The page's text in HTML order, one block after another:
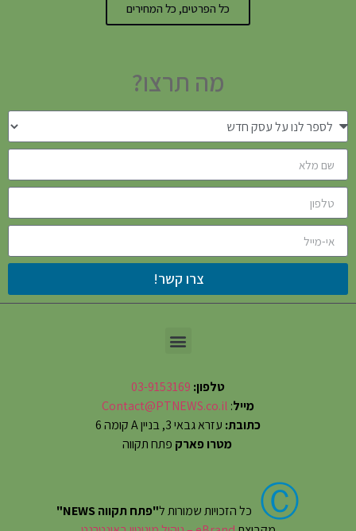
כל הפרטים, כל המחירים
מה תרצו?
צרו קשר!
טלפון: 03-9153169
מייל:
Contact@PTNEWS.co.il
כתובת: עזרא גבאי 3, בניין A קומה 6
מטרו פארק פתח תקווה
Ⓒ כל הזכויות שמורות ל"פתח תקווה NEWS"